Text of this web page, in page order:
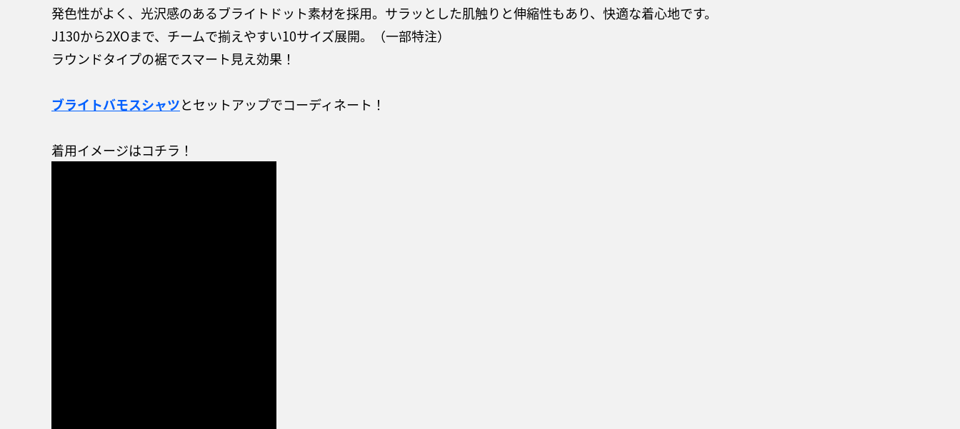
発色性がよく、光沢感のあるブライトドット素材を採用。サラッとした肌触りと伸縮性もあり、快適な着心地です。
J130から2XOまで、チームで揃えやすい10サイズ展開。（一部特注）
ラウンドタイプの裾でスマート見え効果！
ブライトバモスシャツとセットアップでコーディネート！
着用イメージはコチラ！